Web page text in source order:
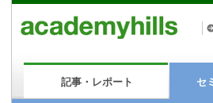
記事・レポート セ